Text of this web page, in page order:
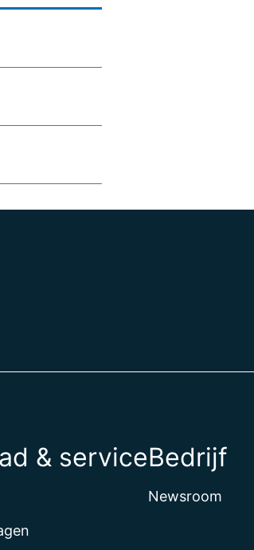
& serviceBedrijf
Newsroom